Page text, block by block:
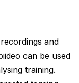
and
can be used
training.